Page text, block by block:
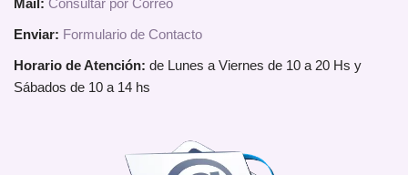
Mail: Consultar por Correo
Enviar: Formulario de Contacto
Horario de Atención: de Lunes a Viernes de 10 a 20 Hs y
Sábados de 10 a 14 hs